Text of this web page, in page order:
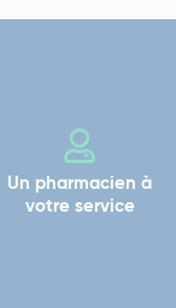
Un pharmacien à
votre service